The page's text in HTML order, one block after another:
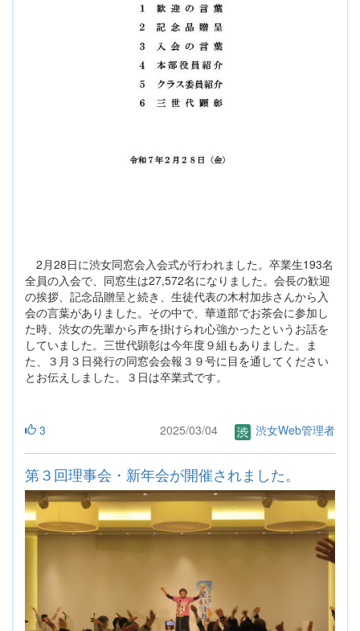
2月28日に渋女同窓会入会式が行われました。卒業生193名
全員の入会で、同窓生は27,572名になりました。会長の歓迎
の挨拶、記念品贈呈と続き、生徒代表の木村加歩さんから入
会の言葉がありました。その中で、華道部でお茶会に参加し
た時、渋女の先輩から声を掛けられ心強かったというお話を
していました。三世代顕彰は今年度９組もありました。ま
た、３月３日発行の同窓会会報３９号に目を通してください
とお伝えしました。３日は卒業式です。
3 2025/03/04 渋女Web管理者
第３回理事会・新年会が開催されました。